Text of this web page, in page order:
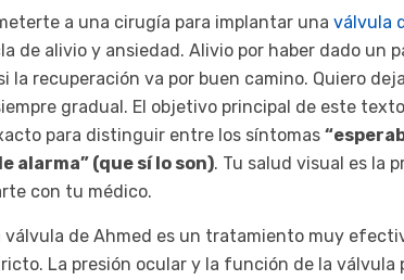
a una cirugía para implantar una válvula
de alivio y ansiedad. Alivio por haber dado un
la recuperación va por buen camino. Quiero
gradual. El objetivo principal de este
para distinguir entre los síntomas
alarma” (que sí lo son). Tu salud visual es la
con tu médico.
válvula de Ahmed es un tratamiento muy
La presión ocular y la función de la